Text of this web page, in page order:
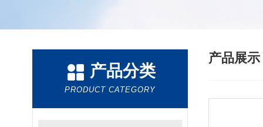
产品分类
PRODUCT CATEGORY
产品展示